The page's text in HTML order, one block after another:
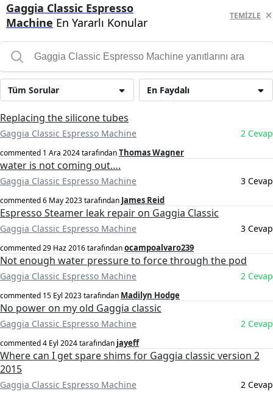
Gaggia Classic Espresso
Machine En Yararlı Konular TEMIZLE
En Faydalı
Tüm Sorular
Replacing the silicone tubes
Gaggia Classic Espresso Machine 2 Cevap
commented 1 Ara 2024tarafındanThomas Wagner
water is not coming out….
Gaggia Classic Espresso Machine 3 Cevap
commented6 May 2023tarafından James Reid
Espresso Steamer leak repair on Gaggia Classic
Gaggia Classic Espresso Machine 3 Cevap
commented29 Haz 2016tarafındanocampoalvaro239
Not enough water pressure to force through the pod
Gaggia Classic Espresso Machine 2 Cevap
commented 15 Eyl 2023tarafından Madilyn Hodge
No power on my old Gaggia classic
Gaggia Classic Espresso Machine 2 Cevap
commented4 Eyl 2024tarafından jayeff
Where can I get spare shims for Gaggia classic version 2
2015
Gaggia Classic Espresso Machine 2 Cevap